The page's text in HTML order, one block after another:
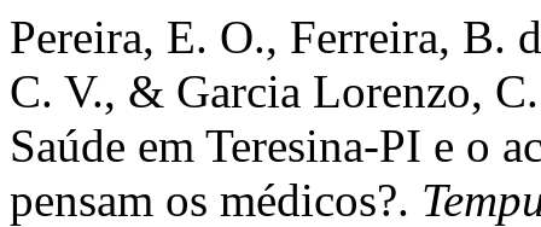
Pereira, E. O., Ferreira, B.
C. V., & Garcia Lorenzo,
Saúde em Teresina-PI e o
pensam os médicos?.